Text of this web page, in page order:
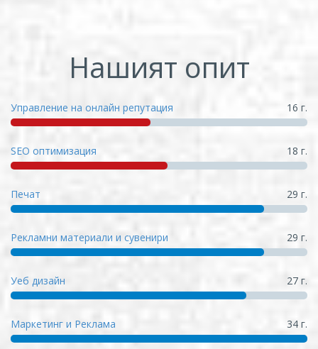
Нашият опит
Управление на онлайн репутация 16 г.
SEO оптимизация 18 г.
Печат 29 г.
Рекламни материали и сувенири 29 г.
Уеб дизайн 27 г.
Маркетинг и Реклама 34 г.